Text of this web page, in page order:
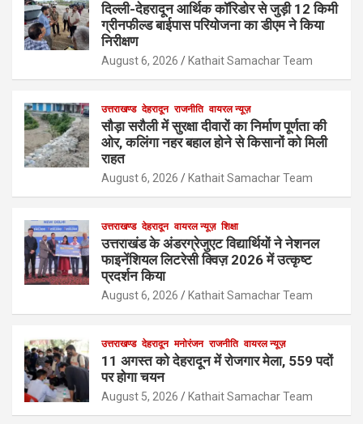
दिल्ली-देहरादून आर्थिक कॉरिडोर से जुड़ी 12 किमी
ग्रीनफील्ड बाईपास परियोजना का डीएम ने किया
निरीक्षण
August 6, 2026 Kathait Samachar Team
उत्तराखण्ड देहरादून राजनीति वायरल न्यूज़
सौड़ा सरौली में सुरक्षा दीवारों का निर्माण पूर्णता की
ओर, कलिंगा नहर बहाल होने से किसानों को मिली
राहत
August 6, 2026 Kathait Samachar Team
उत्तराखण्ड देहरादून वायरल न्यूज़ शिक्षा
उत्तराखंड के अंडरग्रेजुएट विद्यार्थियों ने नेशनल
फाइनेंशियल लिटरेसी क्विज़ 2026 में उत्कृष्ट
प्रदर्शन किया
August 6, 2026 Kathait Samachar Team
उत्तराखण्ड देहरादून मनोरंजन राजनीति वायरल न्यूज़
11 अगस्त को देहरादून में रोजगार मेला, 559 पदों
पर होगा चयन
August 5, 2026 Kathait Samachar Team